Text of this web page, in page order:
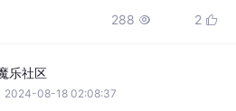
288  2 
乐社区
2024-08-18 02:08:37